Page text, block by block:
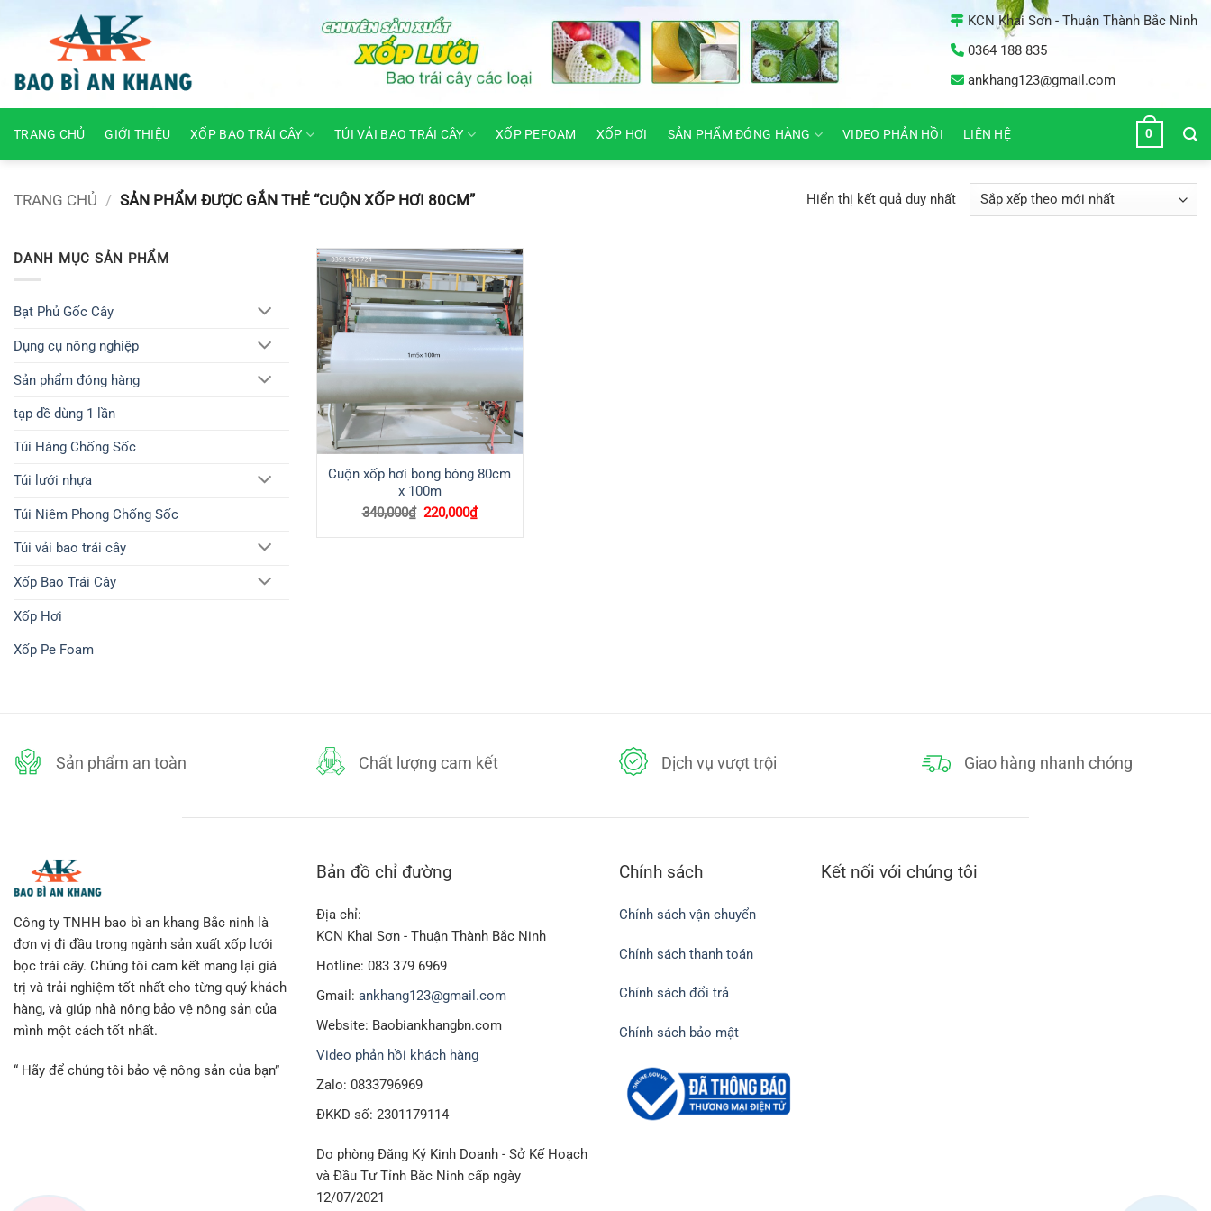
KCN Khai Sơn - Thuận Thành Bắc Ninh
0364 188 835
ankhang123@gmail.com
TRANG CHỦ GIỚI THIỆU XỐP BAO TRÁI CÂY TÚI VẢI BAO TRÁI CÂY XỐP PEFOAM XỐP HƠI SẢN PHẨM ĐÓNG HÀNG VIDEO PHẢN HỒI LIÊN HỆ 0
TRANG CHỦ / SẢN PHẨM ĐƯỢC GẮN THẺ “CUỘN XỐP HƠI 80CM” Hiển thị kết quả duy nhất
DANH MỤC SẢN PHẨM
Bạt Phủ Gốc Cây
Dụng cụ nông nghiệp
Sản phẩm đóng hàng
tạp dề dùng 1 lần
Túi Hàng Chống Sốc
Túi lưới nhựa
Túi Niêm Phong Chống Sốc
Túi vải bao trái cây
Xốp Bao Trái Cây
Xốp Hơi
Xốp Pe Foam
Cuộn xốp hơi bong bóng 80cm
x 100m
340,000₫ Giá
là:
220,000₫Giá
tại
Sản phẩm an toàn Chất lượng cam kết Dịch vụ vượt trội Giao hàng nhanh chóng
Công ty TNHH bao bì an khang Bắc ninh là
đơn vị đi đầu trong ngành sản xuất xốp lưới
bọc trái cây. Chúng tôi cam kết mang lại giá
trị và trải nghiệm tốt nhất cho từng quý khách
hàng, và giúp nhà nông bảo vệ nông sản của
mình một cách tốt nhất.
“ Hãy để chúng tôi bảo vệ nông sản của bạn”
Bản đồ chỉ đường
Địa chỉ:
KCN Khai Sơn - Thuận Thành Bắc Ninh
Hotline: 083 379 6969
Gmail: ankhang123@gmail.com
Website: Baobiankhangbn.com
Video phản hồi khách hàng
Zalo: 0833796969
ĐKKD số: 2301179114
Do phòng Đăng Ký Kinh Doanh - Sở Kế Hoạch
và Đầu Tư Tỉnh Bắc Ninh cấp ngày
12/07/2021
Chính sách
Chính sách vận chuyển
Chính sách thanh toán
Chính sách đổi trả
Chính sách bảo mật
Kết nối với chúng tôi